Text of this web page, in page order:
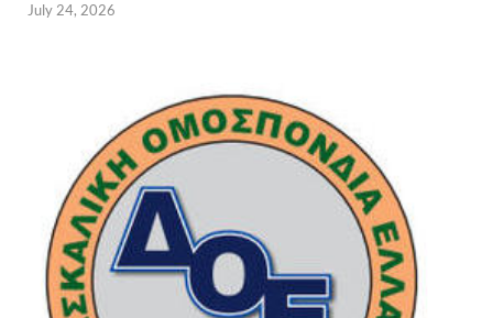
July 24, 2026